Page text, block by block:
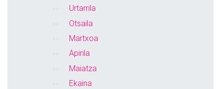
Urtarrila
Otsaila
Martxoa
Apirila
Maiatza
Ekaina